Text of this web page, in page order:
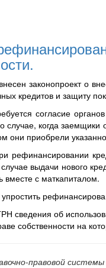
законопроект о
кредитов и защиту
согласие
случае, когда
они приобрели
рефинансировании
выдачи нового
вместе с маткапиталом.
сведения об
собственности на
правовой